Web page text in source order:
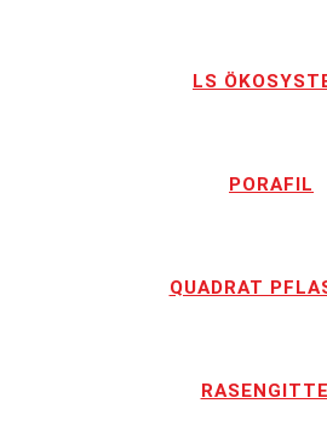
LS
PORAFIL
QUADRAT